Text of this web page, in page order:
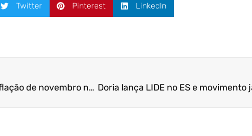
Twitter Pinterest LinkedIn
Peroá é um dos vilões da inflação de novembro no Espírito Santo | Folha Vitória